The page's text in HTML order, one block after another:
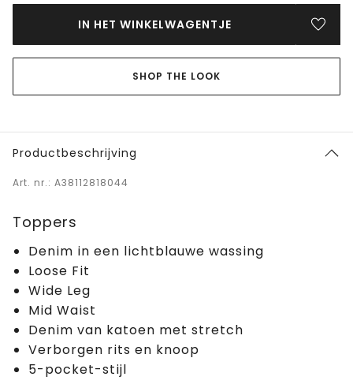
IN HET WINKELWAGENTJE
SHOP THE LOOK
Productbeschrijving
Art. nr.: A38112818044
Toppers
Denim in een lichtblauwe wassing
Loose Fit
Wide Leg
Mid Waist
Denim van katoen met stretch
Verborgen rits en knoop
5-pocket-stijl